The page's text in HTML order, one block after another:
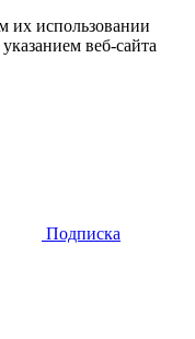
их использовании
веб-сайта
Подписка